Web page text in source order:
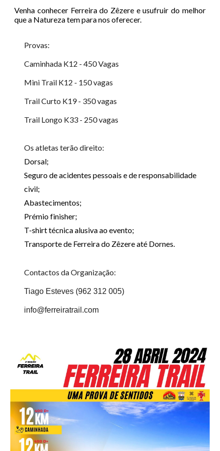
Venha conhecer Ferreira do Zêzere e usufruir do melhor
que a Natureza tem para nos oferecer.
Provas:
Caminhada K12 - 450 Vagas
Mini Trail K12 - 150 vagas
Trail Curto K19 - 350 vagas
Trail Longo K33 - 250 vagas
Os atletas terão direito:
Dorsal;
Seguro de acidentes pessoais e de responsabilidade
civil;
Abastecimentos;
Prémio finisher;
T-shirt técnica alusiva ao evento;
Transporte de Ferreira do Zêzere até Dornes.
Contactos da Organização:
Tiago Esteves (962 312 005)
info@ferreiratrail.com